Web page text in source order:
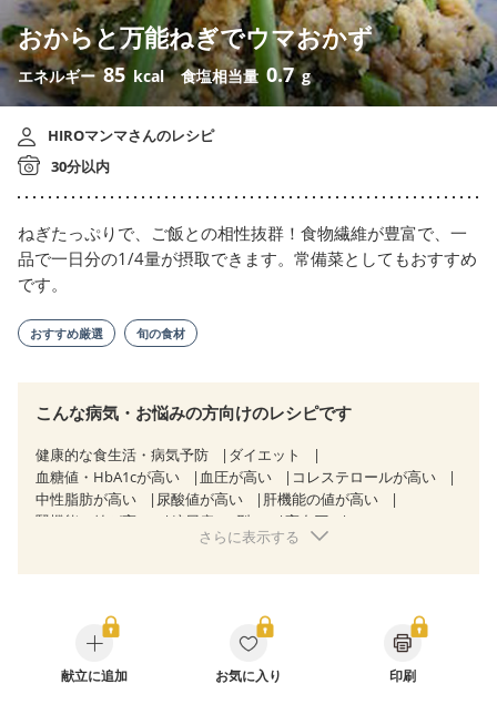
おからと万能ねぎでウマおかず
エネルギー85 kcal 食塩相当量 0.7 g
HIROマンマさんのレシピ
30分以内
ねぎたっぷりで、ご飯との相性抜群！食物繊維が豊富で、一
品で一日分の1/4量が摂取できます。常備菜としてもおすすめ
です。
おすすめ厳選 旬の食材
こんな病気・お悩みの方向けのレシピです
健康的な食生活・病気予防
ダイエット
血糖値・HbA1cが高い
血圧が高い
コレステロールが高い
中性脂肪が高い
尿酸値が高い
肝機能の値が高い
腎機能の値が高い
糖尿病（2型）
高血圧
胃ポリープ
CKD（ステージ１）
CKD（ステージ２）
乳がん（抗がん剤治療中）
乳がん（ホルモン療法中）
乳がん（放射線治療中）
さらに表示する
献立に追加 お気に入り 印刷